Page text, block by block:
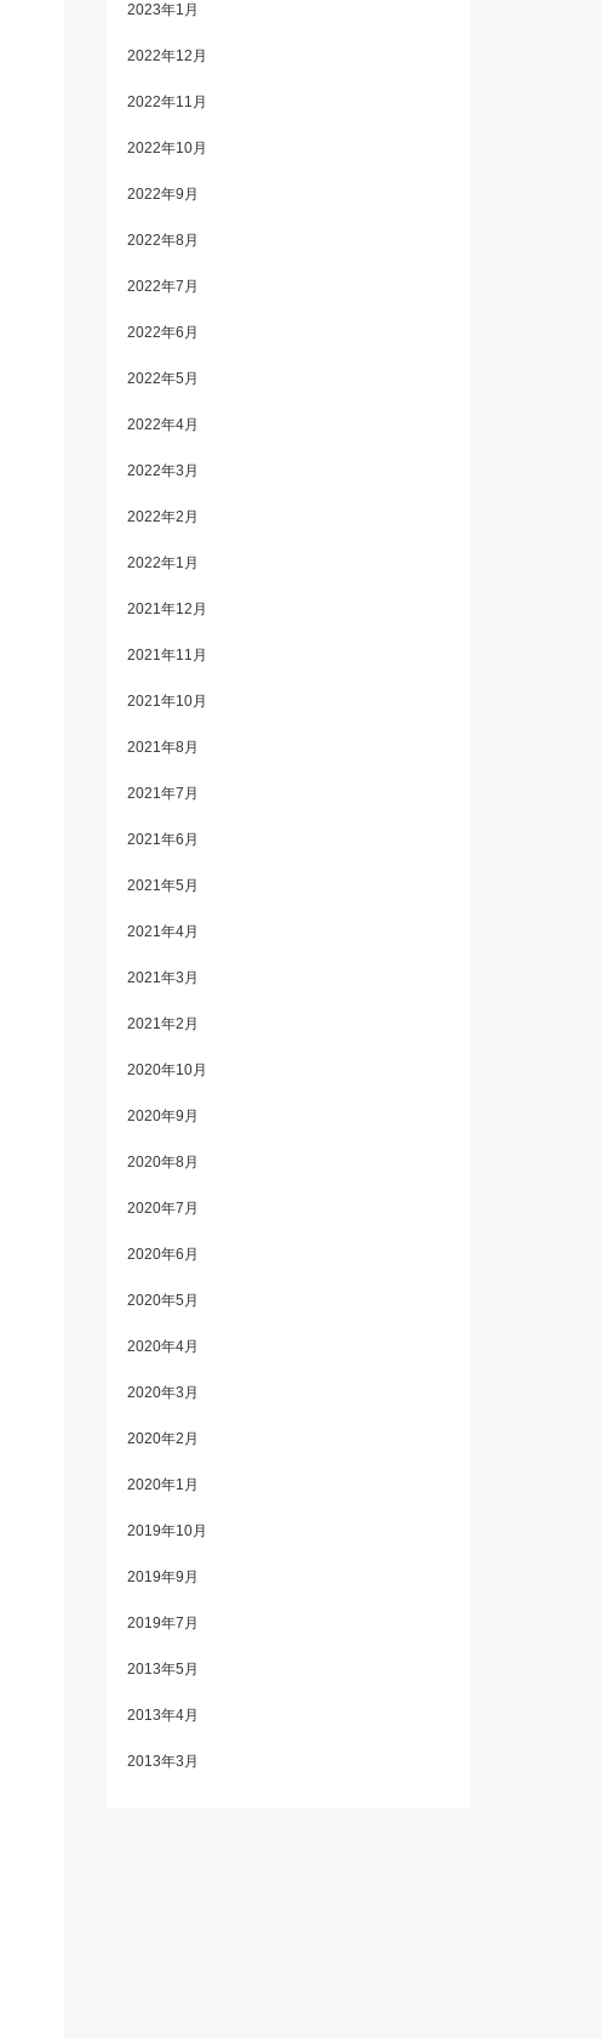
2023年1月
2022年12月
2022年11月
2022年10月
2022年9月
2022年8月
2022年7月
2022年6月
2022年5月
2022年4月
2022年3月
2022年2月
2022年1月
2021年12月
2021年11月
2021年10月
2021年8月
2021年7月
2021年6月
2021年5月
2021年4月
2021年3月
2021年2月
2020年10月
2020年9月
2020年8月
2020年7月
2020年6月
2020年5月
2020年4月
2020年3月
2020年2月
2020年1月
2019年10月
2019年9月
2019年7月
2013年5月
2013年4月
2013年3月